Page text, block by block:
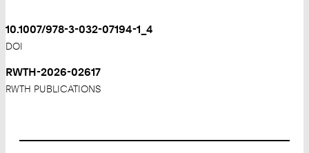
10.1007/978-3-032-07194-1_4
DOI
RWTH-2026-02617
RWTH PUBLICATIONS